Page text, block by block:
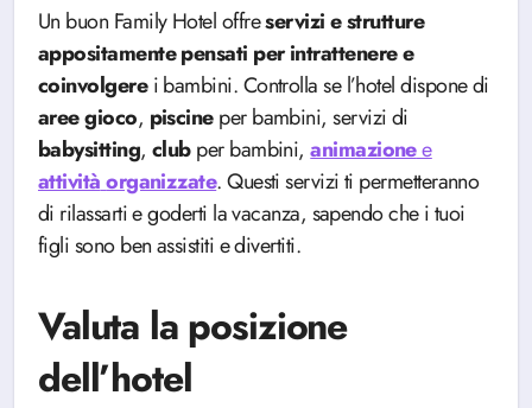
Un buon Family Hotel offreservizi e strutture
appositamente pensati per intrattenere e
coinvolgerei bambini. Controlla se l’hotel dispone di
areegioco, piscineper bambini, servizi di
babysitting, clubper bambini,animazionee
attivitàorganizzate. Questi servizi ti permetteranno
di rilassarti e goderti la vacanza, sapendo che i tuoi
figli sono ben assistiti e divertiti.
Valuta la posizione
dell’hotel